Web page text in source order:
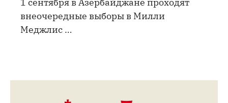
внеочередные выборы в Милли
Меджлис …